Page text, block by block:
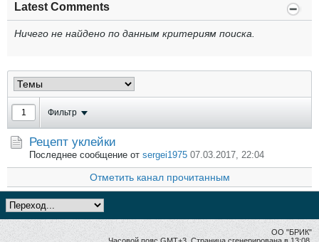
Latest Comments
Ничего не найдено по данным критериям поиска.
Фильтр
Рецепт уклейки
Последнее сообщение от sergei1975 07.03.2017, 22:04
Отметить канал прочитанным
ОО "БРИК"